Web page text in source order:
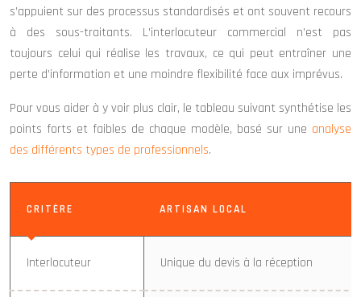
s’appuient sur des processus standardisés et ont souvent recours
à des sous-traitants. L’interlocuteur commercial n’est pas
toujours celui qui réalise les travaux, ce qui peut entraîner une
perte d’information et une moindre flexibilité face aux imprévus.
Pour vous aider à y voir plus clair, le tableau suivant synthétise les
points forts et faibles de chaque modèle, basé sur une analyse
des différents types de professionnels.
CRITÈRE ARTISAN LOCAL
Interlocuteur Unique du devis à la réception